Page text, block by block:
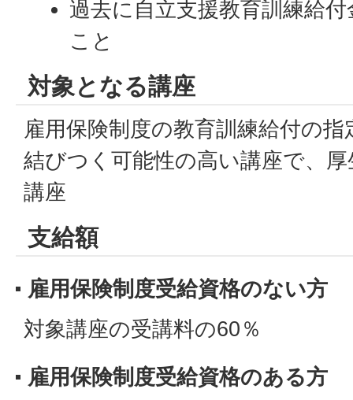
過去に自立支援教育訓練給
こと
対象となる講座
雇用保険制度の教育訓練給付の
結びつく可能性の高い講座で、
講座
支給額
雇用保険制度受給資格のない方
対象講座の受講料の60％
雇用保険制度受給資格のある方